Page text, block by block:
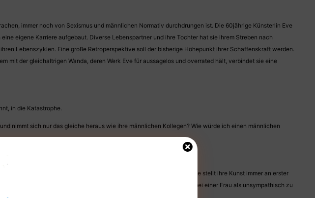
immer noch von Sexismus und männlichen Normativ durchdrungen ist. Die 60jährige Künsterlin Eve
eigene Karriere aufgebaut. Diverse Lebenspartner und ihre Tochter hat sie ihrem Streben nach
Lebenszyklen. Eine große Retroperspektive soll der bisherige Höhepunkt ihrer Schaffenskraft werden.
mit der gleichaltrigen Wanda, deren Werk Eve für aussagelos und overrated hält, verbindet sie eine
in die Katastrophe.
nimmt sich nur das gleiche heraus wie ihre männlichen Kollegen? Wie würde ich einen männlichen
und kalkulativ bewertet wird. Das sehe ich nicht so. Sicher, sie stellt ihre Kunst immer an erster
zu opfern. Ist es internalisierte Misogynie, solche Eigenschaften bei einer Frau als unsympathisch zu